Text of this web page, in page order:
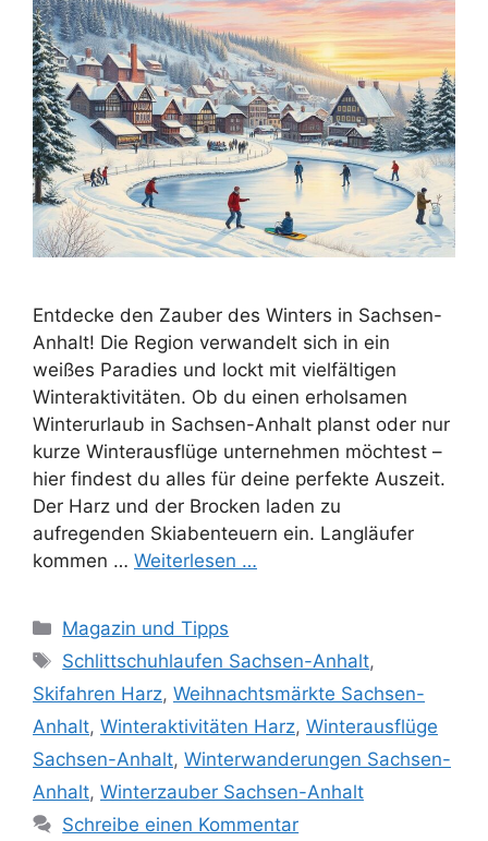
Entdecke den Zauber des Winters in Sachsen-
Anhalt! Die Region verwandelt sich in ein
weißes Paradies und lockt mit vielfältigen
Winteraktivitäten. Ob du einen erholsamen
Winterurlaub in Sachsen-Anhalt planst oder nur
kurze Winterausflüge unternehmen möchtest –
hier findest du alles für deine perfekte Auszeit.
Der Harz und der Brocken laden zu
aufregenden Skiabenteuern ein. Langläufer
kommen … Weiterlesen …
Kategorien
Magazin und Tipps
Schlagwörter
Schlittschuhlaufen Sachsen-Anhalt,
Skifahren Harz, Weihnachtsmärkte Sachsen-
Anhalt, Winteraktivitäten Harz, Winterausflüge
Sachsen-Anhalt, Winterwanderungen Sachsen-
Anhalt, Winterzauber Sachsen-Anhalt
Schreibe einen Kommentar